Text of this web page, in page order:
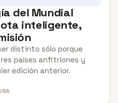
del Mundial
inteligente,
distinto sólo porque
países anfitriones y
edición anterior.